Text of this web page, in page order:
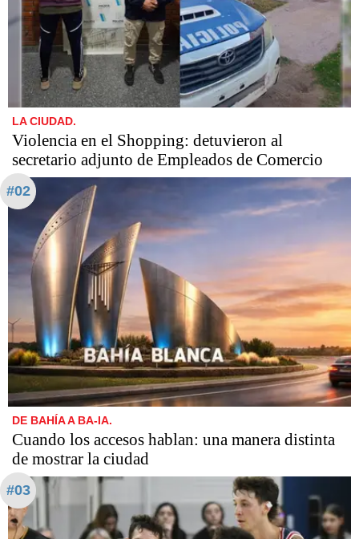
LA CIUDAD.
Violencia en el Shopping: detuvieron al
secretario adjunto de Empleados de Comercio
#02
DE BAHÍA A BA-IA.
Cuando los accesos hablan: una manera distinta
de mostrar la ciudad
#03